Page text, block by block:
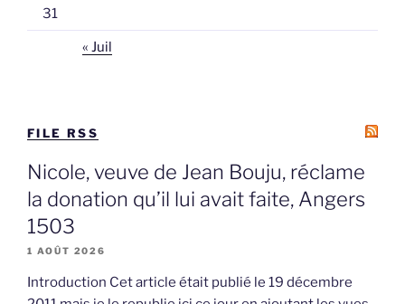
31
« Juil
FILE RSS
Nicole, veuve de Jean Bouju, réclame
la donation qu’il lui avait faite, Angers
1503
1 AOÛT 2026
Introduction Cet article était publié le 19 décembre